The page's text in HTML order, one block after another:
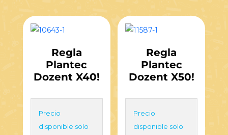
Regla
Plantec
Dozent X40!
Precio
disponible solo
Regla
Plantec
Dozent X50!
Precio
disponible solo